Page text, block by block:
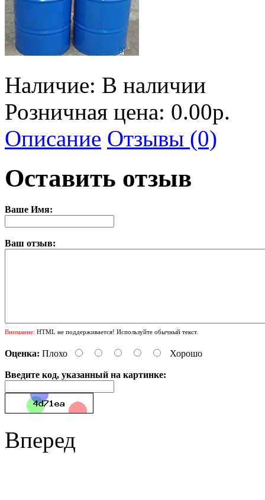
Наличие: В наличии
Розничная цена: 0.00р.
Описание Отзывы (0)
Оставить отзыв
Ваше Имя:
Ваш отзыв:
Внимание: HTML не поддерживается! Используйте обычный текст.
Оценка: Плохо Хорошо
Введите код, указанный на картинке:
Вперед